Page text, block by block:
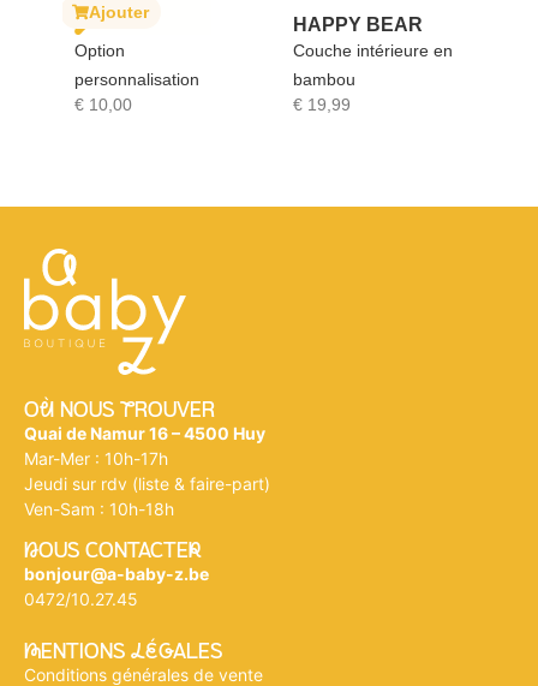
Ajouter
Option
personnalisation
€ 10,00
HAPPY BEAR
Couche intérieure en
bambou
€19,99
Où NOUS tROUVER
Quai de Namur 16 – 4500 Huy
Mar-Mer : 10h-17h
Jeudi sur rdv (liste & faire-part)
Ven-Sam : 10h-18h
nOUS CONTACTEr
bonjour@a-baby-z.be
0472/10.27.45
mENTIONS légALES
Conditions générales de vente